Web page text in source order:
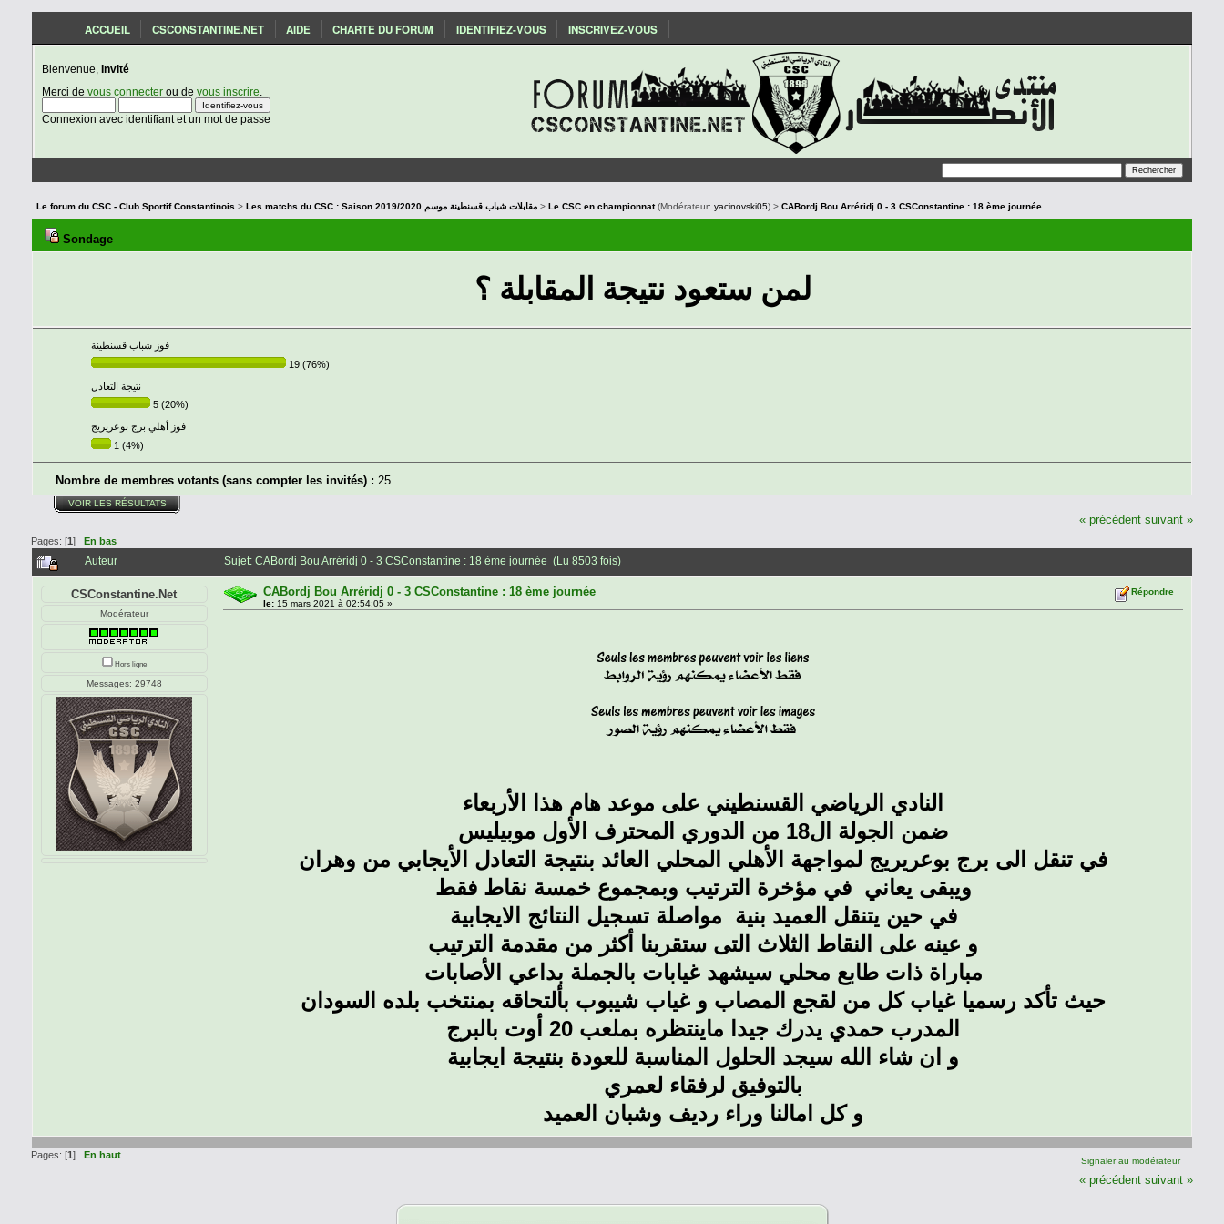
ACCUEIL CSCONSTANTINE.NET AIDE CHARTE DU FORUM IDENTIFIEZ-VOUS INSCRIVEZ-VOUS
Bienvenue, Invité
Merci de vous connecterou de vous inscrire
Connexion avec identifiant et un mot de passe
Le forum du CSC - Club Sportif Constantinois > Les matchs du CSC : Saison 2019/2020 مقابلات شباب قسنطينة موسم >Le CSC en championnat(Modérateur:yacinovski05) >CABordj Bou Arréridj 0 - 3 CSConstantine : 18 ème journée
Sondage
لمن ستعود نتيجة المقابلة ؟
فوز شباب قسنطينة
19 (76%)
نتيجة التعادل
5 (20%)
فوز أهلي برج بوعريريج
1 (4%)
Nombre de membres votants (sans compter les invités) : 25
VOIR LES RÉSULTATS
« précédent suivant »
Pages: [1] En bas
Auteur Sujet: CABordj Bou Arréridj 0 - 3 CSConstantine : 18 ème journée (Lu 8503 fois)
CSConstantine.Net
Modérateur
Hors ligne
Messages: 29748
CABordj Bou Arréridj 0 - 3 CSConstantine : 18 ème journée
le:15 mars 2021 à 02:54:05 »
Répondre
النادي الرياضي القسنطيني على موعد هام هذا الأربعاء
ضمن الجولة ال18 من الدوري المحترف الأول موبيليس
في تنقل الى برج بوعريريج لمواجهة الأهلي المحلي العائد بنتيجة التعادل الأيجابي من وهران
ويبقى يعاني في مؤخرة الترتيب وبمجموع خمسة نقاط فقط
في حين يتنقل العميد بنية مواصلة تسجيل النتائج الايجابية
و عينه على النقاط الثلاث التى ستقربنا أكثر من مقدمة الترتيب
مباراة ذات طابع محلي سيشهد غيابات بالجملة بداعي الأصابات
حيث تأكد رسميا غياب كل من لقجع المصاب و غياب شيبوب بألتحاقه بمنتخب بلده السودان
المدرب حمدي يدرك جيدا ماينتظره بملعب 20 أوت بالبرج
و ان شاء الله سيجد الحلول المناسبة للعودة بنتيجة ايجابية
بالتوفيق لرفقاء لعمري
و كل امالنا وراء رديف وشبان العميد
Signaler au modérateur
Pages: [1] En haut
« précédent suivant »